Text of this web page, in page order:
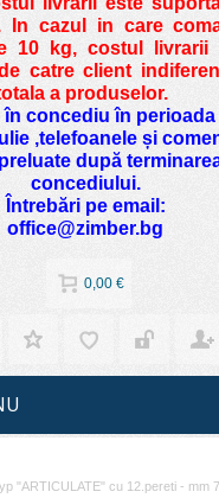
In cazul in care
10 kg, costul livrarii
catre client
a produselor.
în concediu în perioada
,telefoanele și
după
concediului.
Întrebări pe email:
office@zimber.bg
0,00 €
"ARTICULATE" cu 12.pereti - mm